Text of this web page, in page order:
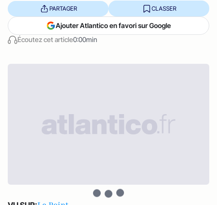
Écoutez cet article0:00min
PARTAGER CLASSER
Ajouter Atlantico en favori sur Google